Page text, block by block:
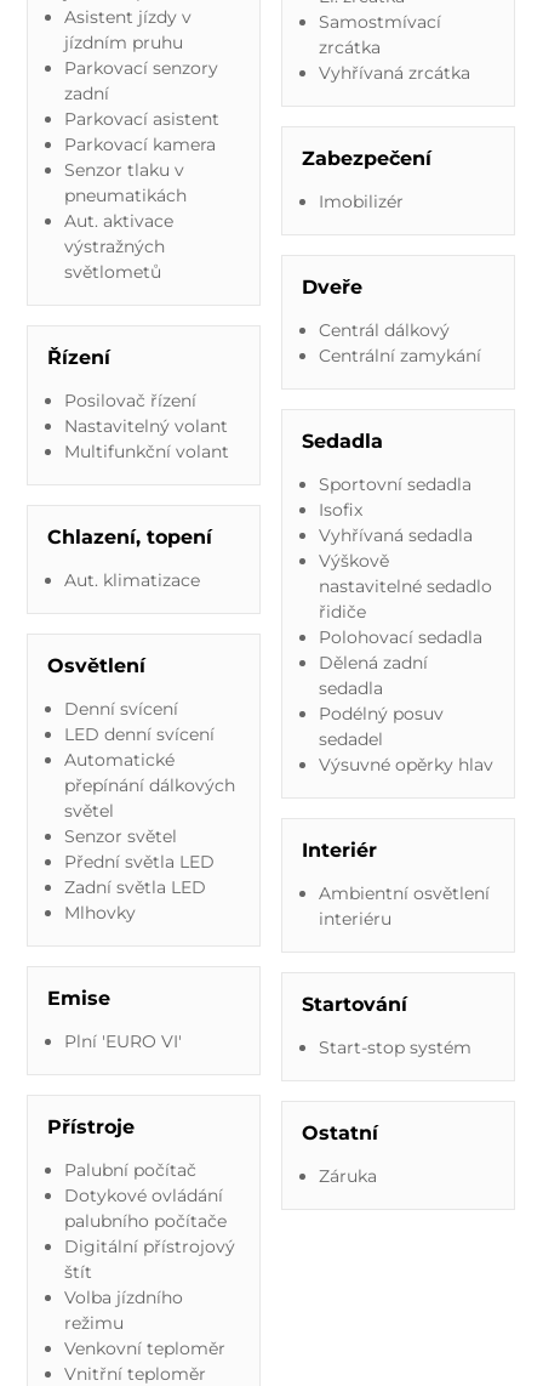
Asistent jízdy v
jízdním pruhu
Parkovací senzory
zadní
Parkovací asistent
Parkovací kamera
Senzor tlaku v
pneumatikách
Aut. aktivace
výstražných
světlometů
Řízení
Posilovač řízení
Nastavitelný volant
Multifunkční volant
Chlazení, topení
Aut. klimatizace
Osvětlení
Denní svícení
LED denní svícení
Automatické
přepínání dálkových
světel
Senzor světel
Přední světla LED
Zadní světla LED
Mlhovky
Emise
Plní 'EURO VI'
Přístroje
Palubní počítač
Dotykové ovládání
palubního počítače
Digitální přístrojový
štít
Volba jízdního
režimu
Venkovní teploměr
Vnitřní teploměr
Samostmívací
zrcátka
Vyhřívaná zrcátka
Zabezpečení
Imobilizér
Dveře
Centrál dálkový
Centrální zamykání
Sedadla
Sportovní sedadla
Isofix
Vyhřívaná sedadla
Výškově
nastavitelné sedadlo
řidiče
Polohovací sedadla
Dělená zadní
sedadla
Podélný posuv
sedadel
Výsuvné opěrky hlav
Interiér
Ambientní osvětlení
interiéru
Startování
Start-stop systém
Ostatní
Záruka